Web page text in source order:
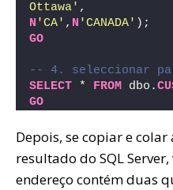
Ottawa' ,
N 'CA' , N 'CANADA' );
GO
-- 4. seleccionar
SELECT * FROM dbo.
GO
Depois, se copiar e
resultado do SQL
endereço contém duas